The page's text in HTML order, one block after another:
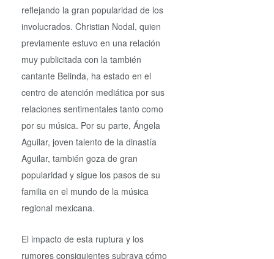
reflejando la gran popularidad de los
involucrados. Christian Nodal, quien
previamente estuvo en una relación
muy publicitada con la también
cantante Belinda, ha estado en el
centro de atención mediática por sus
relaciones sentimentales tanto como
por su música. Por su parte, Ángela
Aguilar, joven talento de la dinastía
Aguilar, también goza de gran
popularidad y sigue los pasos de su
familia en el mundo de la música
regional mexicana.
El impacto de esta ruptura y los
rumores consiguientes subraya cómo